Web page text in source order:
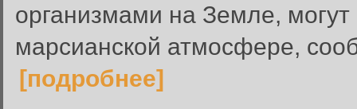
организмами на Земле,
марсианской атмосфере,
[подробнее]